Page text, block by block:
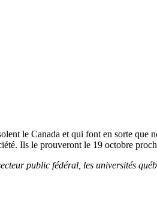
le Canada et qui font en sorte que
Ils le prouveront le 19 octobre
public fédéral, les universités